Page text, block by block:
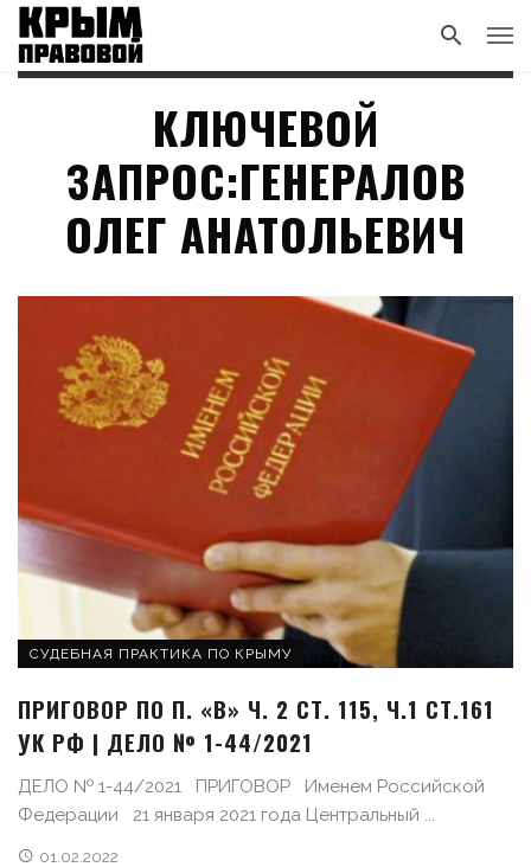
КЛЮЧЕВОЙ
ЗАПРОС:ГЕНЕРАЛОВ
ОЛЕГ АНАТОЛЬЕВИЧ
СУДЕБНАЯ ПРАКТИКА ПО КРЫМУ
ПРИГОВОР ПО П. «В» Ч. 2 СТ. 115, Ч.1 СТ.161
УК РФ | ДЕЛО № 1-44/2021
ДЕЛО № 1-44/2021 ПРИГОВОР Именем Российской
Федерации 21 января 2021 года Центральный ...
01.02.2022